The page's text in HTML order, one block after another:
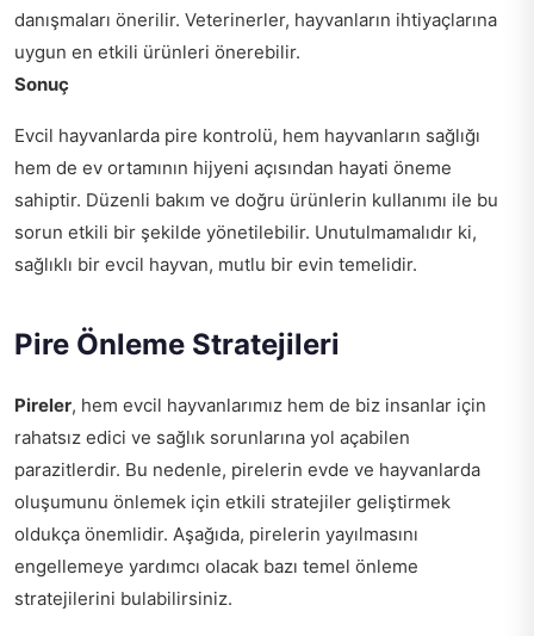
danışmaları önerilir. Veterinerler, hayvanların ihtiyaçlarına
uygun en etkili ürünleri önerebilir.
Sonuç
Evcil hayvanlarda pire kontrolü, hem hayvanların sağlığı
hem de ev ortamının hijyeni açısından hayati öneme
sahiptir. Düzenli bakım ve doğru ürünlerin kullanımı ile bu
sorun etkili bir şekilde yönetilebilir. Unutulmamalıdır ki,
sağlıklı bir evcil hayvan, mutlu bir evin temelidir.
Pire Önleme Stratejileri
Pireler, hem evcil hayvanlarımız hem de biz insanlar için
rahatsız edici ve sağlık sorunlarına yol açabilen
parazitlerdir. Bu nedenle, pirelerin evde ve hayvanlarda
oluşumunu önlemek için etkili stratejiler geliştirmek
oldukça önemlidir. Aşağıda, pirelerin yayılmasını
engellemeye yardımcı olacak bazı temel önleme
stratejilerini bulabilirsiniz.